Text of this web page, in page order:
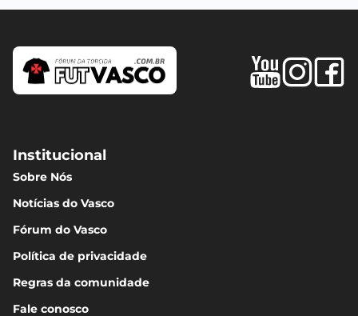
Institucional
Sobre Nós
Notícias do Vasco
Fórum do Vasco
Política de privacidade
Regras da comunidade
Fale conosco